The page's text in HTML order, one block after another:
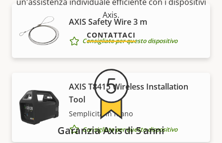
AXIS Safety Wire 3 m
Consigliato per questo dispositivo
AXIS T8415 Wireless Installation
Tool
Semplicità in mano
Consigliato per questo dispositivo
Axis.
CONTATTACI
Garanzia Axis di 5 anni